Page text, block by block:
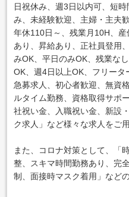
日祝休み、週3日以内可、短
み、未経験歓迎、主婦・主夫
年休110日～、残業月10H、
あり、昇給あり、正社員登用
みOK、平日のみOK、残業な
OK、週4日以上OK、フリータ
急募求人、初心者歓迎、無資
ルタイム勤務、資格取得サポ
社祝い金、入職祝い金、新設
ク求人」など様々な求人をご
また、コロナ対策として、「
整、スキマ時間勤務あり、完
制、面接時マスク着用」など